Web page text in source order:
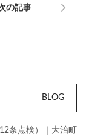
の記事
BLOG
条点検）｜大治町